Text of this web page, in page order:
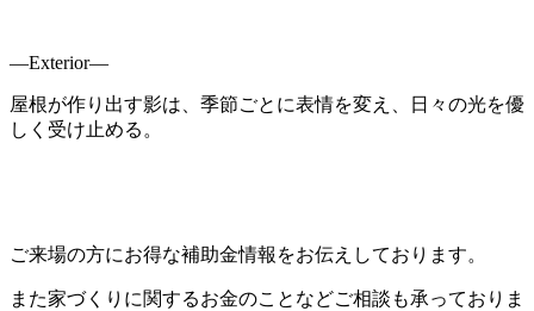
―Exterior―
屋根が作り出す影は、季節ごとに表情を変え、日々の光を優
しく受け止める。
ご来場の方にお得な補助金情報をお伝えしております。
また家づくりに関するお金のことなどご相談も承っておりま